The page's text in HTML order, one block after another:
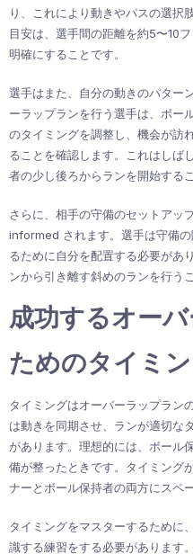
り、これにより動きやパスの選択
目安は、選手間の距離を約5〜10
明確にすることです。
選手はまた、自分の動きのパター
ーラップランを行う選手は、ボー
のタイミングを調整し、機会が訪
ることを確認します。これはしば
者の少し後ろからランを開始する
さらに、相手の守備のセットアッ
informed されます。選手は守備
るために自分を配置する必要があ
ンから引き離す斜めのランを行う
成功するオー
ためのタイミ
タイミングはオーバーラップラン
は動きを同期させ、ランが適切な
があります。理想的には、ボール
備が整ったときです。タイミング
ナーとボール保持者の両方にスペ
タイミングをマスターするために
識する練習をする必要があります